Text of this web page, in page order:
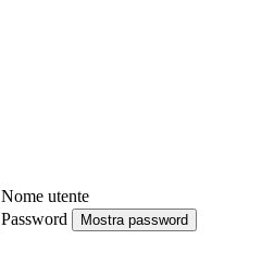
Nome utente
Password
Mostra password